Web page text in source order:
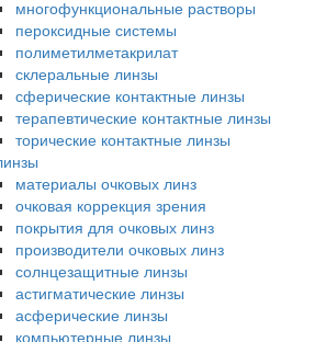
многофункциональные растворы
пероксидные системы
полиметилметакрилат
склеральные линзы
сферические контактные линзы
терапевтические контактные линзы
торические контактные линзы
материалы очковых линз
очковая коррекция зрения
покрытия для очковых линз
производители очковых линз
солнцезащитные линзы
астигматические линзы
асферические линзы
компьютерные линзы